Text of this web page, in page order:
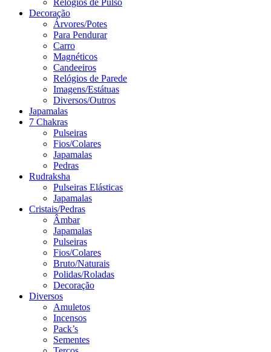
Relógios de Pulso
Decoração
Árvores/Potes
Para Pendurar
Carro
Magnéticos
Candeeiros
Relógios de Parede
Imagens/Estátuas
Diversos/Outros
Japamalas
7 Chakras
Pulseiras
Fios/Colares
Japamalas
Pedras
Rudraksha
Pulseiras Elásticas
Japamalas
Cristais/Pedras
Âmbar
Japamalas
Pulseiras
Fios/Colares
Bruto/Naturais
Polidas/Roladas
Decoração
Diversos
Amuletos
Incensos
Pack’s
Sementes